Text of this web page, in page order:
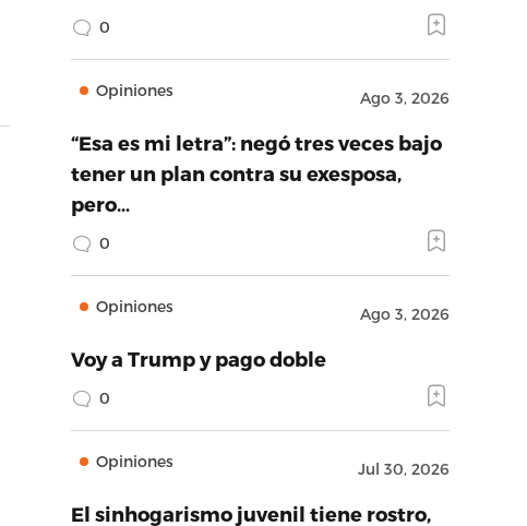
0
Opiniones Ago 3, 2026
“Esa es mi letra”: negó tres veces bajo
tener un plan contra su exesposa,
pero…
0
Opiniones Ago 3, 2026
Voy a Trump y pago doble
0
Opiniones Jul 30, 2026
El sinhogarismo juvenil tiene rostro,